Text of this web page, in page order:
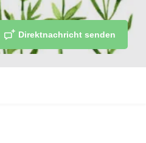
Direktnachricht senden